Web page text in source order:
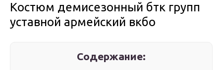
Костюм демисезонный бтк групп
уставной армейский вкбо
Содержание: